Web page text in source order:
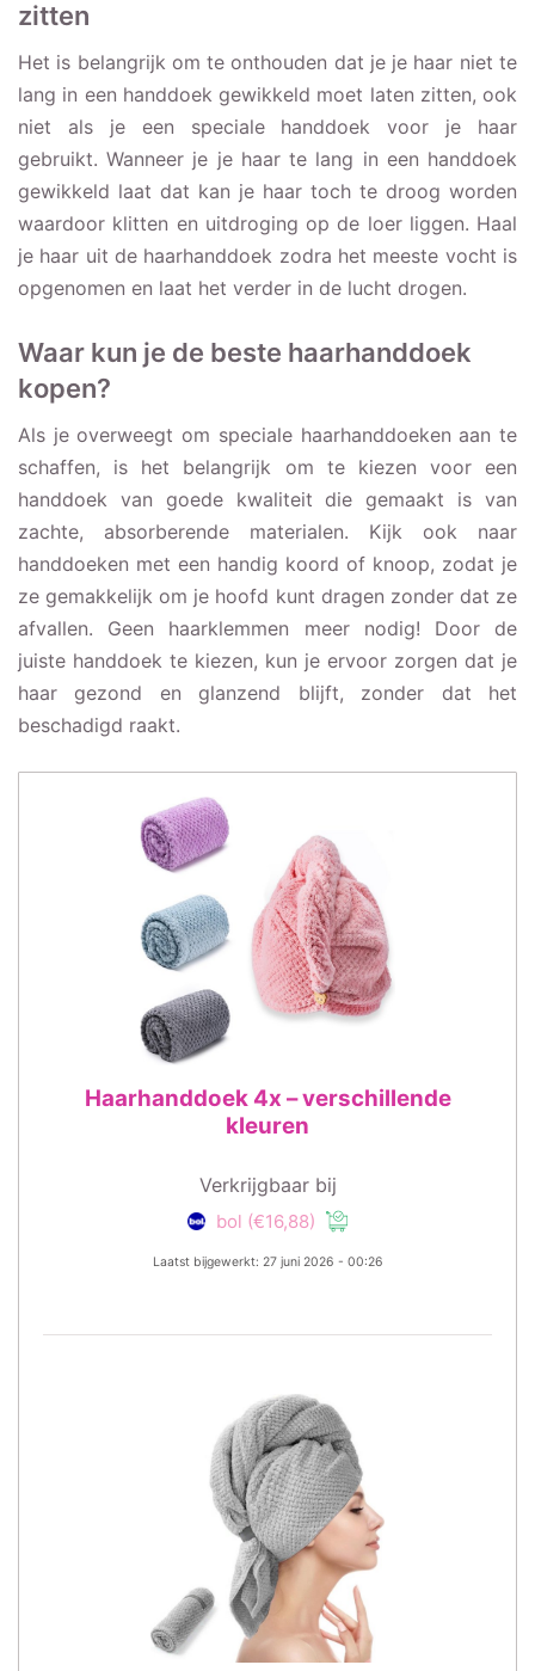
zitten
Het is belangrijk om te onthouden dat je je haar niet te
lang in een handdoek gewikkeld moet laten zitten, ook
niet als je een speciale handdoek voor je haar
gebruikt. Wanneer je je haar te lang in een handdoek
gewikkeld laat dat kan je haar toch te droog worden
waardoor klitten en uitdroging op de loer liggen. Haal
je haar uit de haarhanddoek zodra het meeste vocht is
opgenomen en laat het verder in de lucht drogen.
Waar kun je de beste haarhanddoek
kopen?
Als je overweegt om speciale haarhanddoeken aan te
schaffen, is het belangrijk om te kiezen voor een
handdoek van goede kwaliteit die gemaakt is van
zachte, absorberende materialen. Kijk ook naar
handdoeken met een handig koord of knoop, zodat je
ze gemakkelijk om je hoofd kunt dragen zonder dat ze
afvallen. Geen haarklemmen meer nodig! Door de
juiste handdoek te kiezen, kun je ervoor zorgen dat je
haar gezond en glanzend blijft, zonder dat het
beschadigd raakt.
Haarhanddoek 4x – verschillende
kleuren
Verkrijgbaar bij
bol (€16,88)
Laatst bijgewerkt: 27 juni 2026 - 00:26